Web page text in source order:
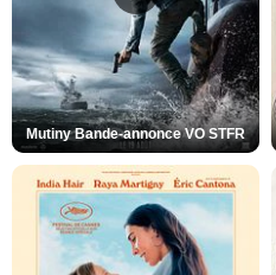
Mutiny Bande-annonce VO STFR